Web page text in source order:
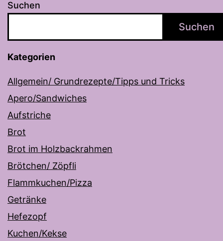
Suchen
Suchen
Kategorien
Allgemein/ Grundrezepte/Tipps und Tricks
Apero/Sandwiches
Aufstriche
Brot
Brot im Holzbackrahmen
Brötchen/ Zöpfli
Flammkuchen/Pizza
Getränke
Hefezopf
Kuchen/Kekse